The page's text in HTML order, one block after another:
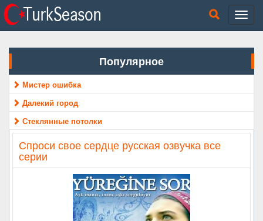
Популярное
Мистер ошибка
Далекий город
Стеклянные потолки
Спроси свое сердце русская озвучка все
серии